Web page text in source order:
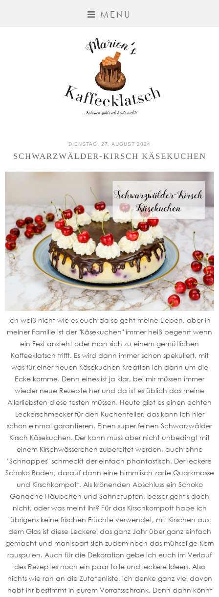
MENU
DIENSTAG, 27. AUGUST 2024
SCHWARZWÄLDER-KIRSCH KÄSEKUCHEN
Ich weiß nicht wie es euch da so geht meine Lieben, aber in
meiner Familie ist der "Käsekuchen" immer heiß begehrt wenn
ein Fest ansteht oder man sich zu einem gemütlichen
Kaffeeklatsch trifft. Es wird dann immer schon spekuliert, mit
was für einer neuen Käsekuchen Kreation ich dann um die
Ecke komme. Denn eines ist ja klar, bei mir müssen immer
wieder neue Rezepte her und da ist es üblich das meine
Allerliebsten diese testen müssen. Heute gibt es einen echten
Leckerschmecker für den Kuchenteller, das kann ich hier
schon einmal garantieren. Einen super feinen Schwarzwälder
Kirsch Käsekuchen. Der kann muss aber nicht unbedingt mit
einem Kirschwässerchen zubereitet werden, auch ohne
"Schnappes" schmeckt der einfach phantastisch. Der leckere
Schoko Boden, darauf dann eine himmlisch zarte Quarkmasse
und Kirschkompott. Als krönenden Abschluss ein Schoko
Ganache Häubchen und Sahnetupfen, besser geht's doch
nicht, oder was meint ihr? Für das Kirschkompott habe ich
übrigens keine frischen Früchte verwendet, mit Kirschen aus
dem Glas ist diese Leckerei das ganz Jahr über ganz einfach
gemacht und man spart sich zudem noch das mühselige Kern
rauspulen. Auch für die Dekoration gebe ich euch im Verlauf
des Rezeptes noch ein paar tolle und leckere Ideen. Also
nichts wie ran an die Zutatenliste, ich denke ganz viel davon
habt ihr bestimmt in eurem Vorratsschrank. Denn dann könnt